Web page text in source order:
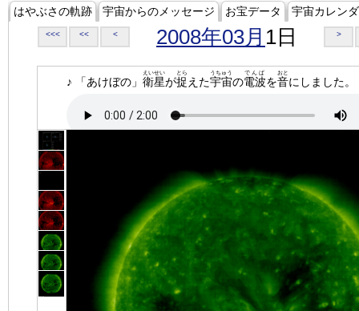
はやぶさの軌跡 宇宙からのメッセージ お宝データ 宇宙カレン
<<< << < 2008年03月 1日 >
♪ 「あけぼの」 衛星
えいせい
が捉
とら
えた宇宙
うちゅう
の電波
でんぱ
を音
おと
にしました。